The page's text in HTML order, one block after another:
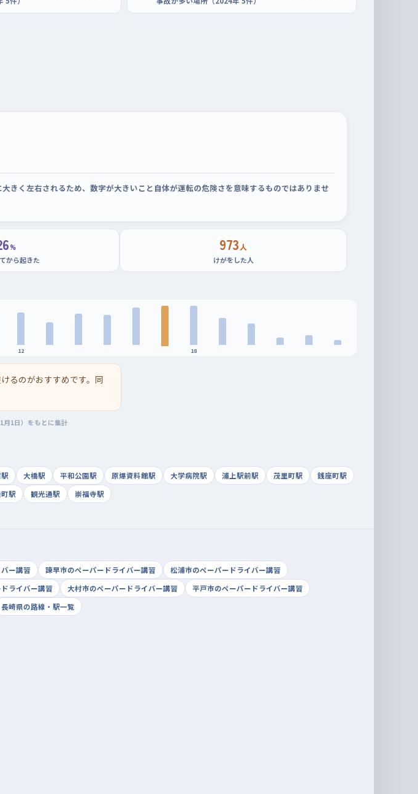
。
きく左右されるため、数字が大きいこと自体が運転の危険さを意味するものではありませ
%
から起きた
973人
けがをした人
12 18
るのがおすすめです。同
月1日）をもとに集計
大橋駅 平和公園駅 原爆資料館駅 大学病院駅 浦上駅前駅 茂里町駅
銭座町駅
駅 観光通駅 崇福寺駅
ー講習 諫早市のペーパードライバー講習
松浦市のペーパードライバー講習
ライバー講習 大村市のペーパードライバー講習
平戸市のペーパードライバー講習
長崎県の路線・駅一覧